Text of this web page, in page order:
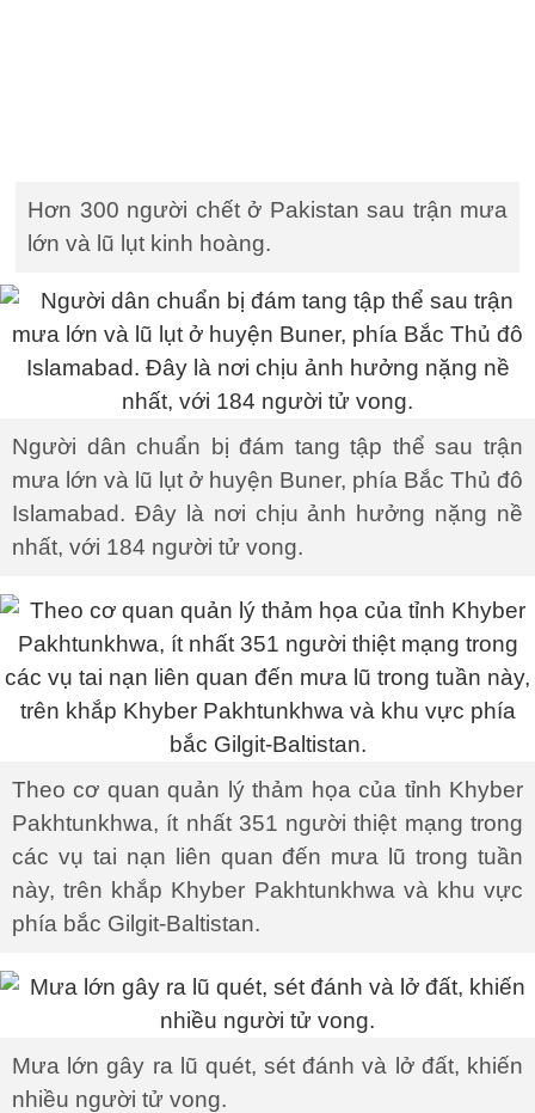
Hơn 300 người chết ở Pakistan sau trận mưa
lớn và lũ lụt kinh hoàng.
Người dân chuẩn bị đám tang tập thể sau trận
mưa lớn và lũ lụt ở huyện Buner, phía Bắc Thủ đô
Islamabad. Đây là nơi chịu ảnh hưởng nặng nề
nhất, với 184 người tử vong.
Theo cơ quan quản lý thảm họa của tỉnh Khyber
Pakhtunkhwa, ít nhất 351 người thiệt mạng trong
các vụ tai nạn liên quan đến mưa lũ trong tuần
này, trên khắp Khyber Pakhtunkhwa và khu vực
phía bắc Gilgit-Baltistan.
Mưa lớn gây ra lũ quét, sét đánh và lở đất, khiến
nhiều người tử vong.